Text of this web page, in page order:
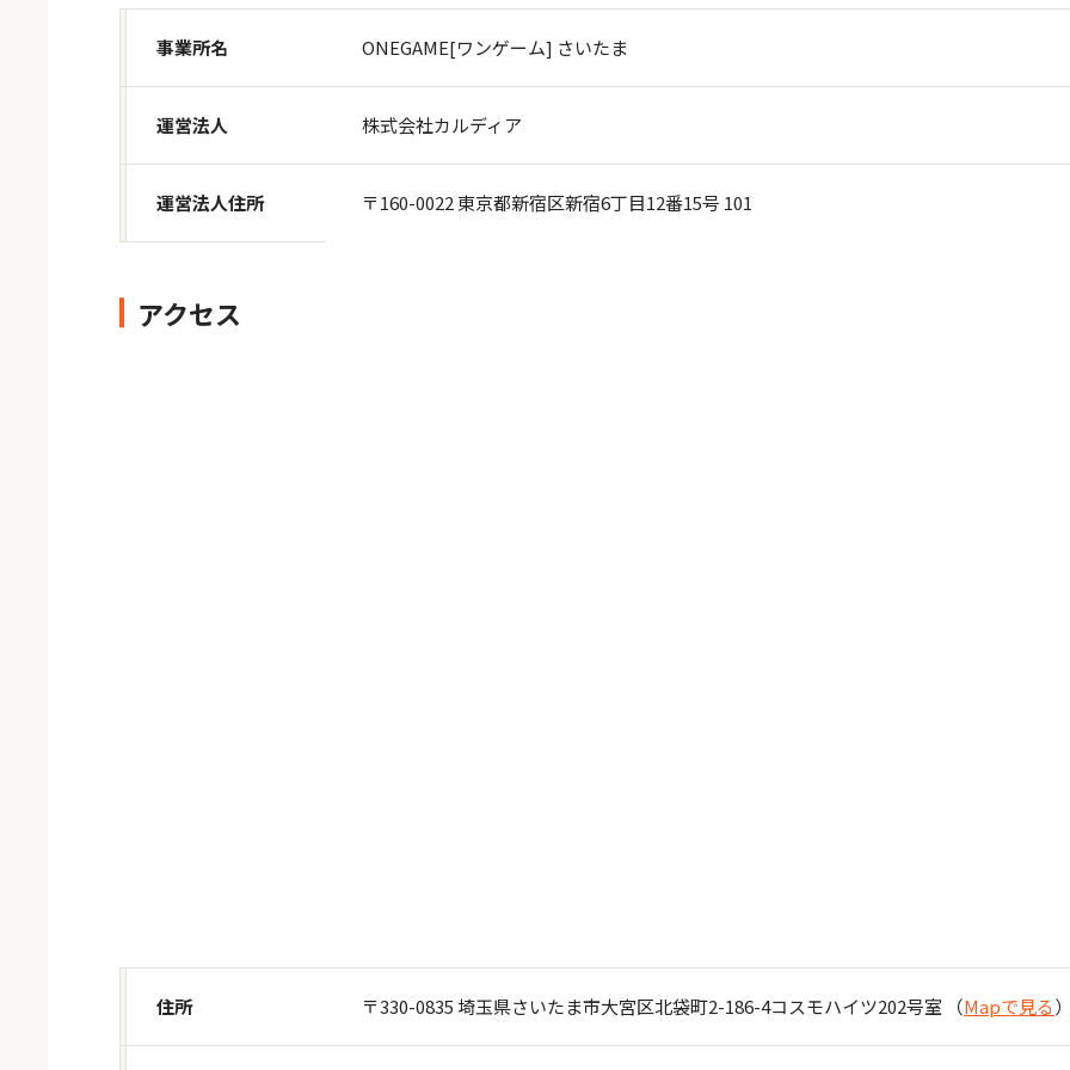
事業所名 ONEGAME[ワンゲーム] さいたま
運営法人 株式会社カルディア
運営法人住所 〒160-0022 東京都新宿区新宿6丁目12番15号 101
アクセス
住所 〒330-0835 埼玉県さいたま市大宮区北袋町2-186-4コスモハイツ202号室 （Mapで見る